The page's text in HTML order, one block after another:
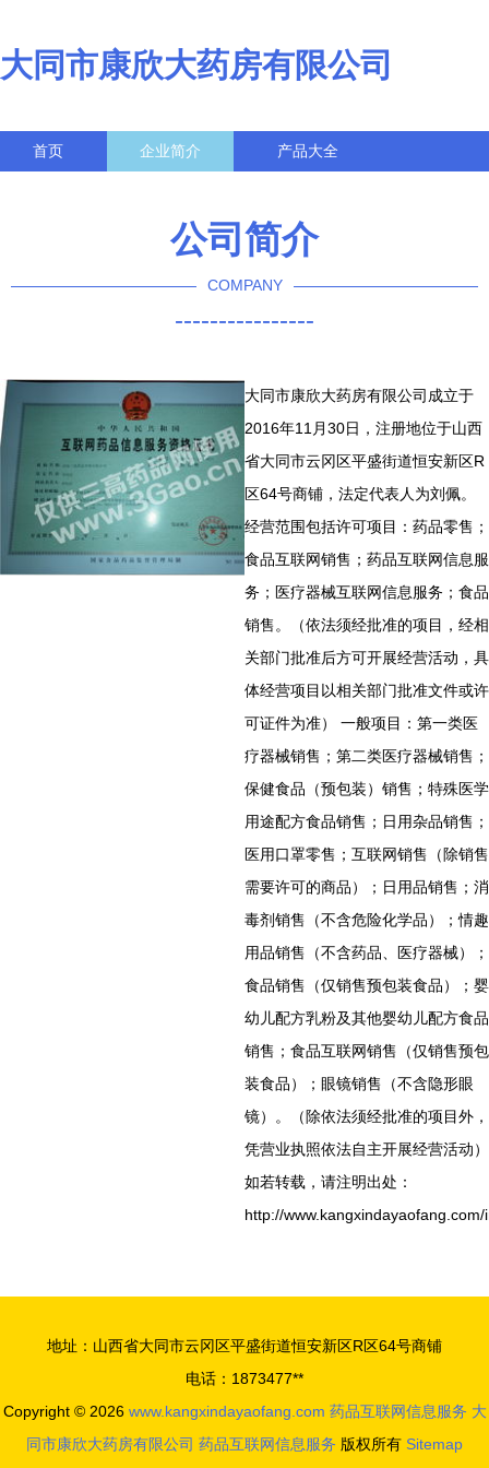
大同市康欣大药房有限公司
首页 企业简介 产品大全
公司简介
COMPANY
----------------
大同市康欣大药房有限公司成立于
2016年11月30日，注册地位于山西
省大同市云冈区平盛街道恒安新区R
区64号商铺，法定代表人为刘佩。
经营范围包括许可项目：药品零售；
食品互联网销售；药品互联网信息服
务；医疗器械互联网信息服务；食品
销售。（依法须经批准的项目，经相
关部门批准后方可开展经营活动，具
体经营项目以相关部门批准文件或许
可证件为准） 一般项目：第一类医
疗器械销售；第二类医疗器械销售；
保健食品（预包装）销售；特殊医学
用途配方食品销售；日用杂品销售；
医用口罩零售；互联网销售（除销售
需要许可的商品）；日用品销售；消
毒剂销售（不含危险化学品）；情趣
用品销售（不含药品、医疗器械）；
食品销售（仅销售预包装食品）；婴
幼儿配方乳粉及其他婴幼儿配方食品
销售；食品互联网销售（仅销售预包
装食品）；眼镜销售（不含隐形眼
镜）。（除依法须经批准的项目外，
凭营业执照依法自主开展经营活动）
如若转载，请注明出处：
http://
地址：山西省大同市云冈区平盛街道恒安新区R区64号商铺
电话：1873477**
Copyright © 2026 www.kangxindayaofang.com 药品互联网信息服务 大
同市康欣大药房有限公司 药品互联网信息服务 版权所有 Sitemap